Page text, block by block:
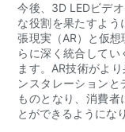
今後、3D LEDビデ
な役割を果たすよ
張現実（AR）と仮
らに深く統合して
ます。AR技術がよ
ンスタレーション
ものとなり、消費者
とができるようにな